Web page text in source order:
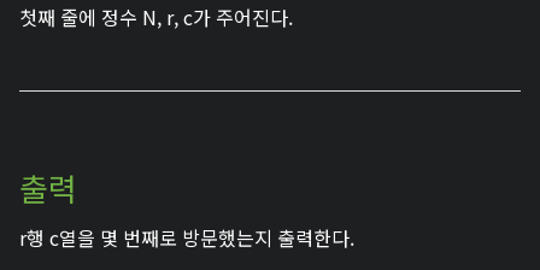
첫째 줄에 정수 N, r, c가 주어진다.
출력
r행 c열을 몇 번째로 방문했는지 출력한다.